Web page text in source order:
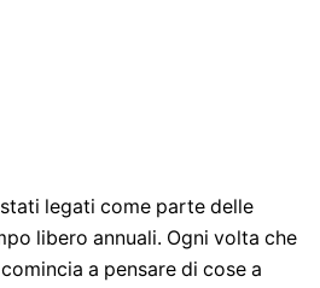
legati come parte delle
libero annuali. Ogni volta che
a pensare di cose a